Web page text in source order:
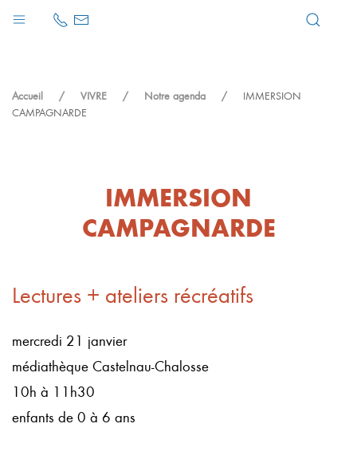
Accueil VIVRE Notre agenda
IMMERSION
CAMPAGNARDE
IMMERSION
CAMPAGNARDE
Lectures + ateliers récréatifs
mercredi 21 janvier
médiathèque Castelnau-Chalosse
10h à 11h30
enfants de 0 à 6 ans